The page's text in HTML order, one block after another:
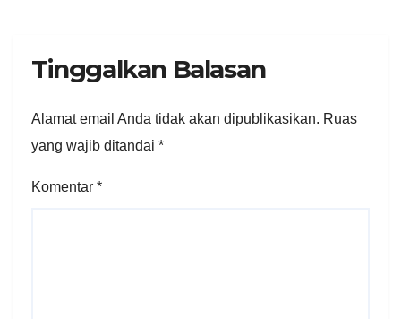
Tinggalkan Balasan
Alamat email Anda tidak akan dipublikasikan. Ruas
yang wajib ditandai *
Komentar *